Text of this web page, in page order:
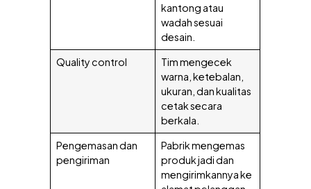
kantong atau
wadah sesuai
desain.
Quality control
Tim mengecek
warna, ketebalan,
ukuran, dan kualitas
cetak secara
berkala.
Pengemasan dan
pengiriman
Pabrik mengemas
produk jadi dan
mengirimkannya ke